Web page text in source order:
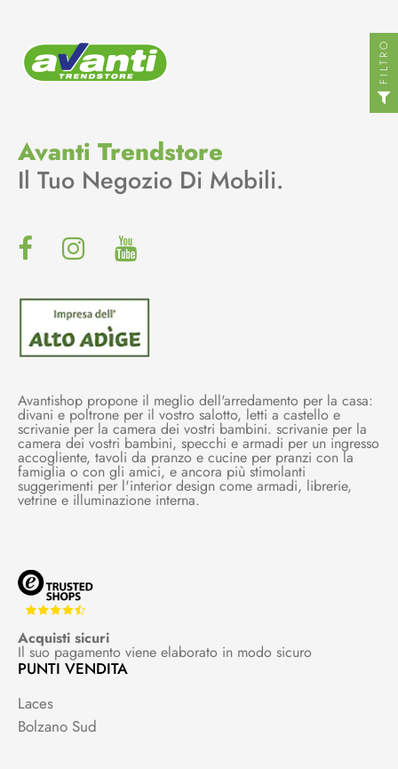
Avanti Trendstore
Il Tuo Negozio Di Mobili.
Avantishop propone il meglio dell'arredamento per la casa:
divani e poltrone per il vostro salotto, letti a castello e
scrivanie per la camera dei vostri bambini. scrivanie per la
camera dei vostri bambini, specchi e armadi per un ingresso
accogliente, tavoli da pranzo e cucine per pranzi con la
famiglia o con gli amici, e ancora più stimolanti
suggerimenti per l'interior design come armadi, librerie,
vetrine e illuminazione interna.
Acquisti sicuri
Il suo pagamento viene elaborato in modo sicuro
PUNTI VENDITA
Laces
Bolzano Sud
FILTRO